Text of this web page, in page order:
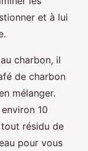
et à lui
charbon, il
de charbon
mélanger.
10
résidu de
pour vous